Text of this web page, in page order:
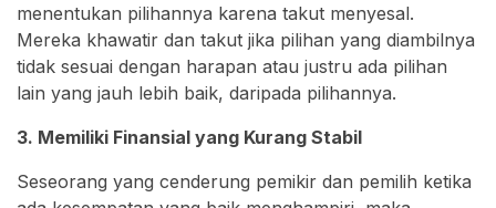
menentukan pilihannya karena takut menyesal.
Mereka khawatir dan takut jika pilihan yang diambilnya
tidak sesuai dengan harapan atau justru ada pilihan
lain yang jauh lebih baik, daripada pilihannya.
3. Memiliki Finansial yang Kurang Stabil
Seseorang yang cenderung pemikir dan pemilih ketika